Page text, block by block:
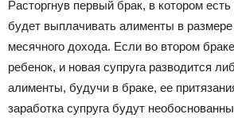
Расторгнув первый брак, в котором
будет выплачивать алименты в
месячного дохода. Если во втором
ребенок, и новая супруга разводится
алименты, будучи в браке, ее
заработка супруга будут